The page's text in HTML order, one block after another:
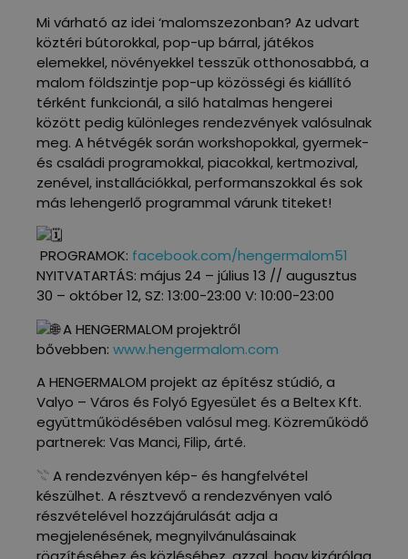
Mi várható az idei ‘malomszezonban? Az udvart
köztéri bútorokkal, pop-up bárral, játékos
elemekkel, növényekkel tesszük otthonosabbá, a
malom földszintje pop-up közösségi és kiállító
térként funkcionál, a siló hatalmas hengerei
között pedig különleges rendezvények valósulnak
meg. A hétvégék során workshopokkal, gyermek-
és családi programokkal, piacokkal, kertmozival,
zenével, installációkkal, performanszokkal és sok
más lehengerlő programmal várunk titeket!
PROGRAMOK: facebook.com/hengermalom51
NYITVATARTÁS: május 24 – július 13 // augusztus
30 – október 12, SZ: 13:00-23:00 V: 10:00-23:00
A HENGERMALOM projektről
bővebben: www.hengermalom.com
A HENGERMALOM projekt az építész stúdió, a
Valyo – Város és Folyó Egyesület és a Beltex Kft.
együttműködésében valósul meg. Közreműködő
partnerek: Vas Manci, Filip, árté.
𓇢 A rendezvényen kép- és hangfelvétel
készülhet. A résztvevő a rendezvényen való
részvételével hozzájárulását adja a
megjelenésének, megnyilvánulásainak